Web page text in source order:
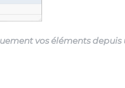
vos éléments depuis